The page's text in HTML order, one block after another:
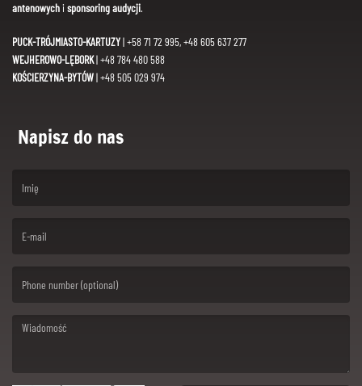
antenowychi sponsoring audycji.
PUCK-TRÓJMIASTO-KARTUZY| +58 71 72 995, +48 605 637 277
WEJHEROWO-LĘBORK| +48 784 480 588
KOŚCIERZYNA-BYTÓW| +48 505 029 974
Napisz do nas